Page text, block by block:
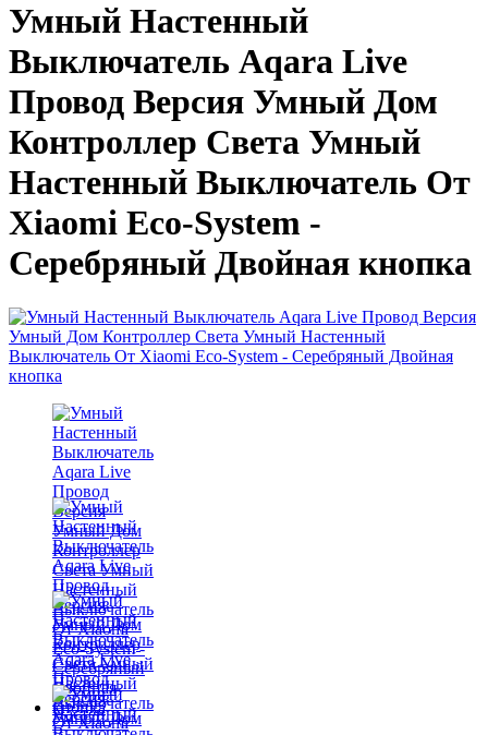
Умный Настенный
Выключатель Aqara Live
Провод Версия Умный Дом
Контроллер Света Умный
Настенный Выключатель От
Xiaomi Eco-System -
Серебряный Двойная кнопка